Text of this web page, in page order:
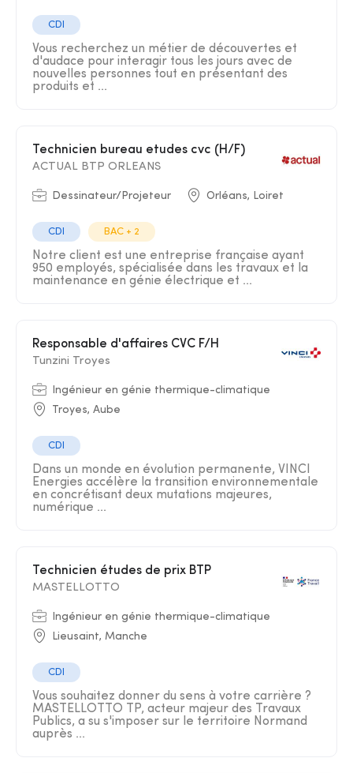
CDI
Vous recherchez un métier de découvertes et
d'audace pour interagir tous les jours avec de
nouvelles personnes tout en présentant des
produits et ...
Technicien bureau etudes cvc (H/F)
ACTUAL BTP ORLEANS
Dessinateur/Projeteur Orléans, Loiret
CDI BAC + 2
Notre client est une entreprise française ayant
950 employés, spécialisée dans les travaux et la
maintenance en génie électrique et ...
Responsable d'affaires CVC F/H
Tunzini Troyes
Ingénieur en génie thermique-climatique
Troyes, Aube
CDI
Dans un monde en évolution permanente, VINCI
Energies accélère la transition environnementale
en concrétisant deux mutations majeures,
numérique ...
Technicien études de prix BTP
MASTELLOTTO
Ingénieur en génie thermique-climatique
Lieusaint, Manche
CDI
Vous souhaitez donner du sens à votre carrière ?
MASTELLOTTO TP, acteur majeur des Travaux
Publics, a su s'imposer sur le territoire Normand
auprès ...